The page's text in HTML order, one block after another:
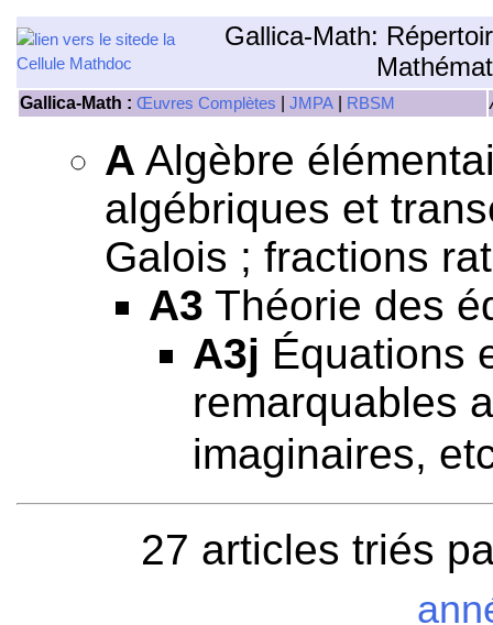
Gallica-Math:
Gallica-Math : Œuvres Complètes JMPA RBSM
A Algèbre
algébriques et
Galois ; fractions
A3 Théorie des
A3j Équations
remarquables
imaginaires,
27 articles triés